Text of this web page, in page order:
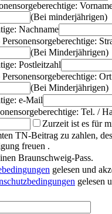
(Bei minderjährigen)
Nachname
(Bei Minderjährigen)
Postleitzahl
Ort
(Bei Minderjährigen)
e-Mail
Tel. /
Zurzeit ist es für
TN-Beitrag zu zahlen,
freuen .
Braunschweig-Pass.
gelesen und
gelesen